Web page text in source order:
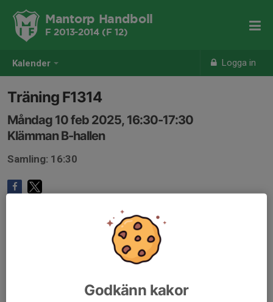
Kalender Logga in
Mantorp Handboll
F 2013-2014 (F 12)
Träning F1314
Måndag 10 feb 2025, 16:30-17:30
Klämman B-hallen
Samling: 16:30
Godkänn kakor